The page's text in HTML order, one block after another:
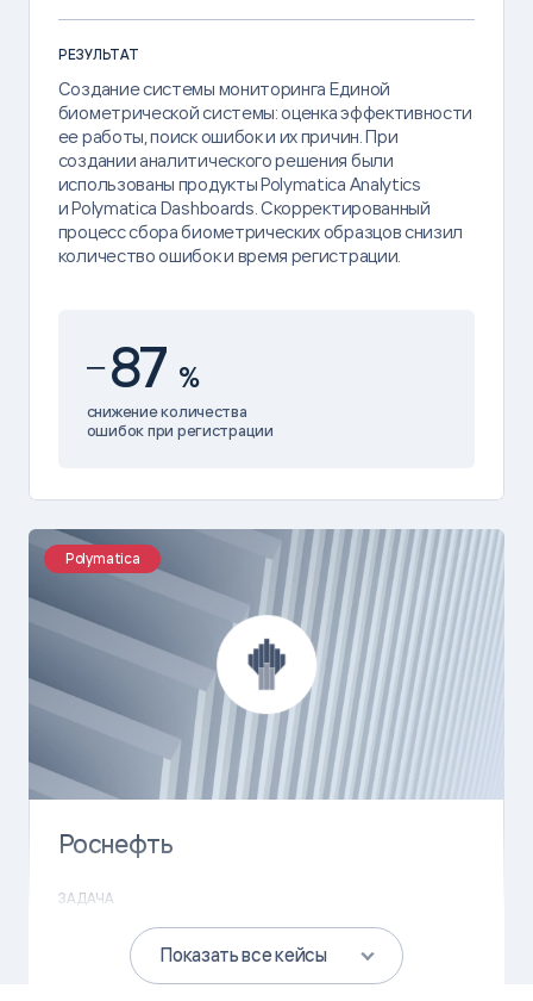
РЕЗУЛЬТАТ
Создание системы мониторинга Единой
биометрической системы: оценка эффективности
ее работы, поиск ошибок и их причин. При
создании аналитического решения были
использованы продукты Polymatica Analytics
и Polymatica Dashboards. Скорректированный
процесс сбора биометрических образцов снизил
количество ошибок и время регистрации.
87 %
снижение количества
ошибок при регистрации
Роснефть
ЗАДАЧА
Оптимизировать программу лояльности
розничной сети для увеличения количества
постоянных покупателей и обеспечения плана
Polymatica
Показать все кейсы